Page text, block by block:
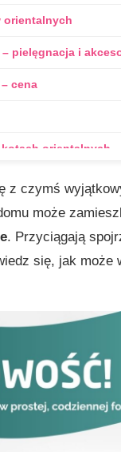
orientalnych
pielęgnacja i
cena
orientalnych
z czymś
może
. Przyciągają
się, jak